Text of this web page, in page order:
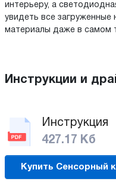
интерьеру, а
увидеть все загруженные
материалы даже в самом
Инструкции и
Инструкция
427.17 Кб
Купить Сенсорный